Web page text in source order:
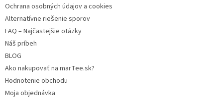
Ochrana osobných údajov a cookies
Alternatívne riešenie sporov
FAQ – Najčastejšie otázky
Náš príbeh
BLOG
Ako nakupovať na marTee.sk?
Hodnotenie obchodu
Moja objednávka